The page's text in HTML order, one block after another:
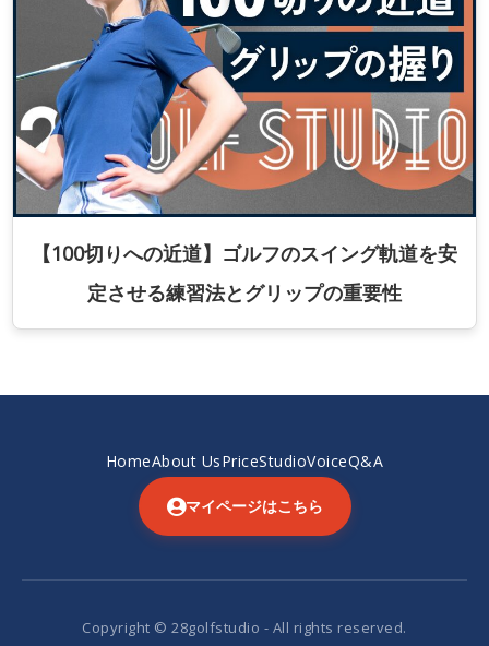
【100切りへの近道】ゴルフのスイング軌道を安
定させる練習法とグリップの重要性
HomeAbout UsPriceStudioVoiceQ&A
マイページはこちら
Copyright © 28golfstudio - All rights reserved.